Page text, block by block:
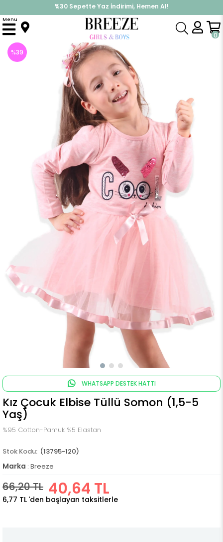
%30 Sepette Yaz İndirimi, Hemen Al!
İndirimlere ek %10 İndirimi Kap, Hemen Üye Ol!
0
Menu
Anasayfa Elbise Modelleri Uzun Kol Elbise
%39
WHATSAPP DESTEK HATTI
Kız Çocuk Elbise Tüllü Somon (1,5-5
Yaş)
%95 Cotton-Pamuk %5 Elastan
(13795-120)
Marka : Breeze
66,20 TL 40,64 TL
6,77 TL 'den başlayan taksitlerle